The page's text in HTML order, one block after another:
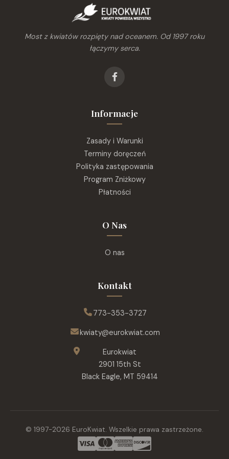
Most z kwiatów rozpięty nad oceanem. Od 1997 roku
łączymy serca.
Informacje
Zasady i Warunki
Terminy doręczeń
Polityka zastępowania
Program Zniżkowy
Płatności
O Nas
O nas
Kontakt
773-353-3727
kwiaty@eurokwiat.com
Eurokwiat
2901 15th St
Black Eagle, MT 59414
© 1997-2026 EuroKwiat. Wszelkie prawa zastrzeżone.